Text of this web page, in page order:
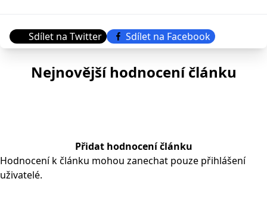
Sdílet na Twitter Sdílet na Facebook
Nejnovější hodnocení článku
Přidat hodnocení článku
Hodnocení k článku mohou zanechat pouze přihlášení
uživatelé.